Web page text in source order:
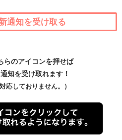
通知を受け取る
らのアイコンを押せば
知を受け取れます！
応しておりません。）